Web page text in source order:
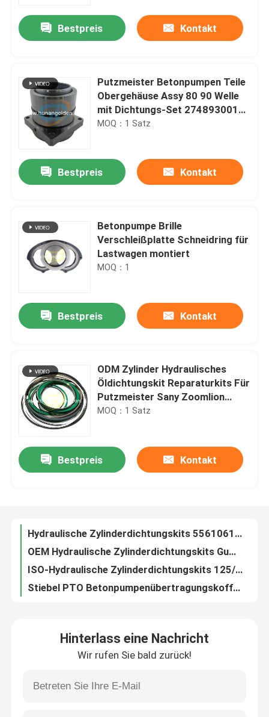
Haus
Produkte
Über uns
Treten Sie mit uns in Verbindung
Nachrichten
Fordern Sie ein Zitat
Bestpreis Kontakt
Putzmeister Betonpumpen Teile
Obergehäuse Assy 80 90 Welle
mit Dichtungs-Set 274893001
519127
MOQ：1 Satz
Bestpreis Kontakt
Betonpumpe Brille
Verschleißplatte Schneidring für
Lastwagen montiert
MOQ：1
Bestpreis Kontakt
ODM Zylinder Hydraulisches
Öldichtungskit Reparaturkits Für
Putzmeister Sany Zoomlion
Nutzung
MOQ：1 Satz
Bestpreis Kontakt
Hydraulische Zylinderdichtungskits 55610612 Reparaturkits Gummi
OEM A990303070000 Drehreduktor Getriebe Reduktorbox ISO-Zertifikat
60205788 Ölbecher für Getriebe Reduktor Betonpumpe Ersatzteile
ISO-Rotationsreduktor kundenspezifischer Getriebeboxreduktor für Zoomlion Betonpumpe
Betonpumpe Hydraulisches Steuerventil
Hinterlass eine Nachricht
Wir rufen Sie bald zurück!